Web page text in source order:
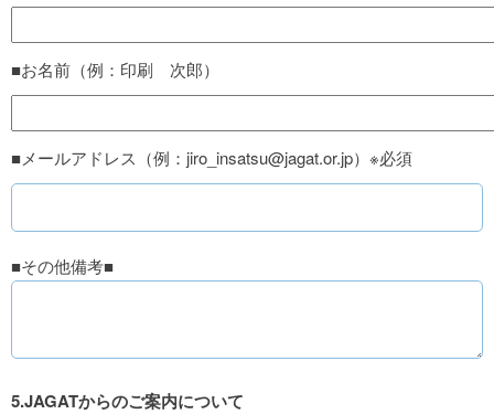
■お名前（例：印刷 次郎）
■メールアドレス（例：jiro_insatsu@jagat.or.jp）※必須
■その他備考■
5.JAGATからのご案内について